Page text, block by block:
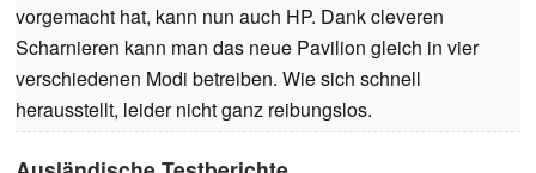
vorgemacht hat, kann nun auch HP. Dank cleveren
Scharnieren kann man das neue Pavilion gleich in vier
verschiedenen Modi betreiben. Wie sich schnell
herausstellt, leider nicht ganz reibungslos.